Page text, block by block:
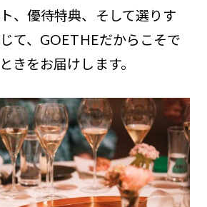
、優待特典、そして選りす
て、GOETHEだからこそで
きをお届けします。